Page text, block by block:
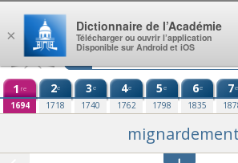
Aller au contenu
1 re
1694
2e
1718
3e
1740
4e
1762
5e
1798
6e
1835
7e
mignardement
×
Dictionnaire de l’Académie
Télécharger ou ouvrir l’application
Disponible sur Android et iOS